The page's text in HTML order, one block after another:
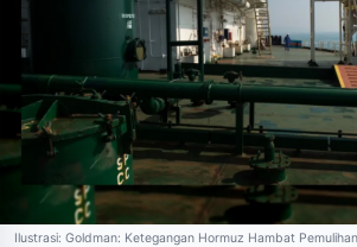
Ilustrasi: Goldman: Ketegangan Hormuz Hambat